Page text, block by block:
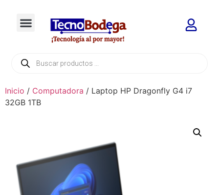
Inicio / Computadora / Laptop HP Dragonfly G4 i7
32GB 1TB